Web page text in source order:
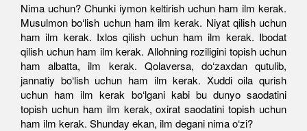
Nima uchun? Chunki iymon keltirish uchun ham ilm kerak.
Musulmon bo‘lish uchun ham ilm kerak. Niyat qilish uchun
ham ilm kerak. Ixlos qilish uchun ham ilm kerak. Ibodat
qilish uchun ham ilm kerak. Allohning roziligini topish uchun
ham albatta, ilm kerak. Qolaversa, do‘zaxdan qutulib,
jannatiy bo‘lish uchun ham ilm kerak. Xuddi oila qurish
uchun ham ilm kerak bo‘lgani kabi bu dunyo saodatini
topish uchun ham ilm kerak, oxirat saodatini topish uchun
ham ilm kerak. Shunday ekan, ilm degani nima o‘zi?